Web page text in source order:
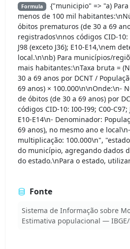
Formula
{"municipio" => "a)
menos de 100 mil
óbitos prematuros (de 30 a 69
registrados\nnos códigos CID-10:
J98 (exceto J36); E10-E14,\nem
local.\n\nb) Para municípios/
mais habitantes:\nTaxa bruta =
30 a 69 anos por DCNT /
69 anos) × 100.000\n\nOnde:\n-
de óbitos (de 30 a 69 anos) por
códigos CID-10: I00-I99; C00-C97;
E10-E14\n- Denominador:
69 anos), no mesmo ano e
multiplicação: 100.000\n",
do município, agregando dados
do estado.\nPara o estado,
Fonte
Sistema de Informação sobre
Estimativa populacional — IBGE/